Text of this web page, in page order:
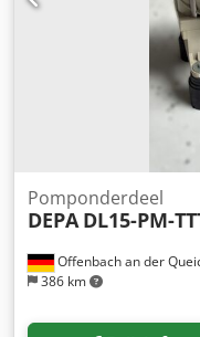
Offenbach an der
386 km
Pomponderdeel
DEPA DL15-PM-